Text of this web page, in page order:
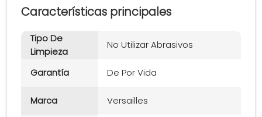
Características principales
Tipo De
Limpieza
No Utilizar Abrasivos
Garantía De Por Vida
Marca Versailles